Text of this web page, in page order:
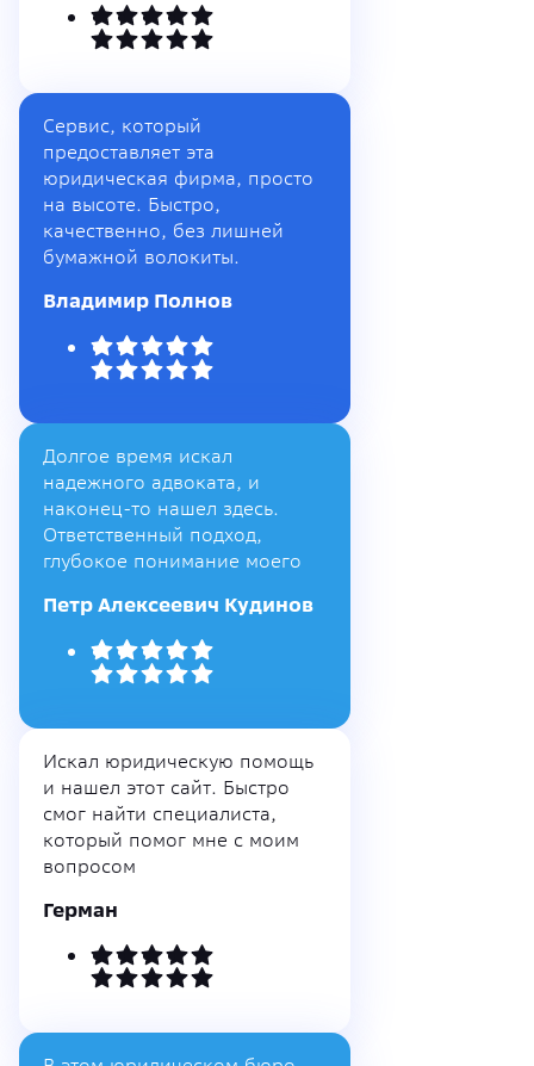
Сервис, который
предоставляет эта
юридическая фирма, просто
на высоте. Быстро,
качественно, без лишней
бумажной волокиты.
Владимир Полнов
Долгое время искал
надежного адвоката, и
наконец-то нашел здесь.
Ответственный подход,
глубокое понимание моего
Петр Алексеевич Кудинов
Искал юридическую помощь
и нашел этот сайт. Быстро
смог найти специалиста,
который помог мне с моим
вопросом
Герман